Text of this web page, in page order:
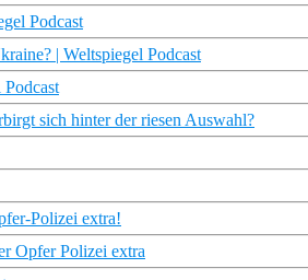
Podcast
| Weltspiegel Podcast
sich hinter der riesen Auswahl?
Polizei extra!
Opfer Polizei extra